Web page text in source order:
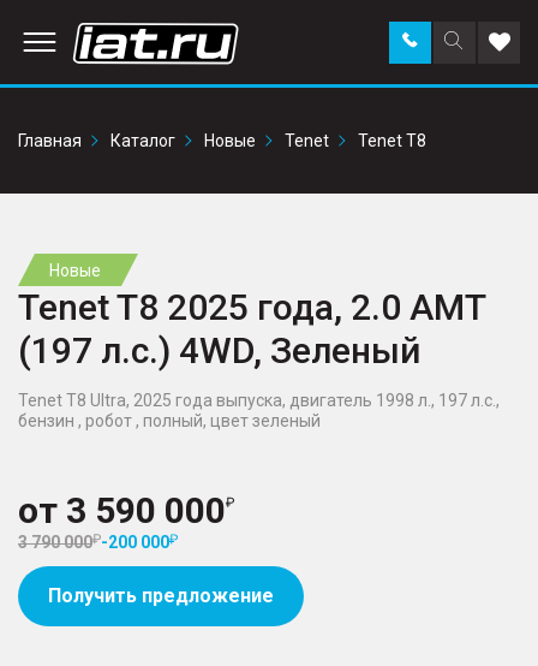
Поиск
по
Заказать
звонок в
Главная
Каталог Новые Tenet Tenet T8
Новые
Tenet T8 2025 года, 2.0 AMT
(197 л.с.) 4WD, Зеленый
Tenet T8 Ultra, 2025 года выпуска, двигатель 1998 л., 197 л.с.,
бензин , робот , полный, цвет зеленый
от 3 590 000
3 790 000 -200 000
Получить предложение